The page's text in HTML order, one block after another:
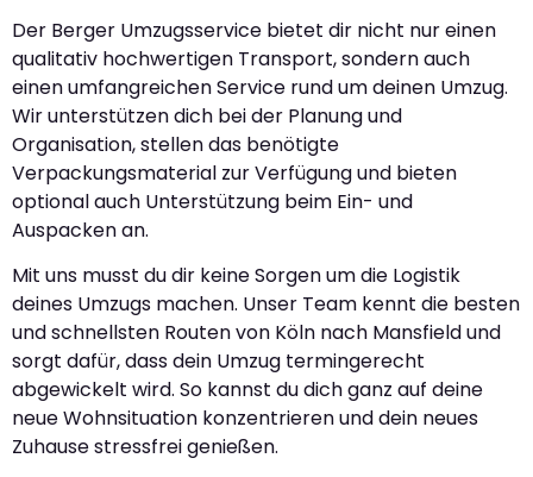
Der Berger Umzugsservice bietet dir nicht nur einen
qualitativ hochwertigen Transport, sondern auch
einen umfangreichen Service rund um deinen Umzug.
Wir unterstützen dich bei der Planung und
Organisation, stellen das benötigte
Verpackungsmaterial zur Verfügung und bieten
optional auch Unterstützung beim Ein- und
Auspacken an.
Mit uns musst du dir keine Sorgen um die Logistik
deines Umzugs machen. Unser Team kennt die besten
und schnellsten Routen von Köln nach Mansfield und
sorgt dafür, dass dein Umzug termingerecht
abgewickelt wird. So kannst du dich ganz auf deine
neue Wohnsituation konzentrieren und dein neues
Zuhause stressfrei genießen.